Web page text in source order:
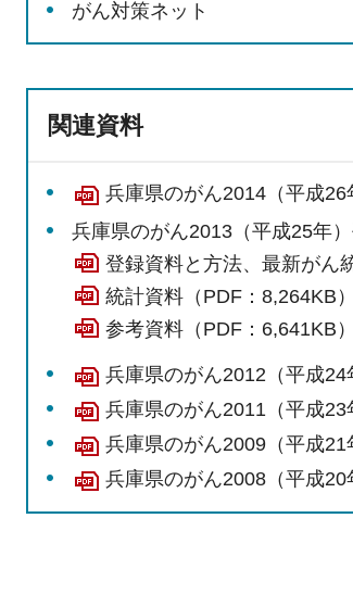
がん対策ネット
関連資料
兵庫県のがん2014（平成
兵庫県のがん2013（平成25年
登録資料と方法、最新がん
統計資料（PDF：8,264KB）
参考資料（PDF：6,641KB）
兵庫県のがん2012（平成
兵庫県のがん2011（平成
兵庫県のがん2009（平成
兵庫県のがん2008（平成